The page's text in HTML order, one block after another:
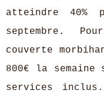
atteindre
septembre.
couverte
800€ la
services inclus.